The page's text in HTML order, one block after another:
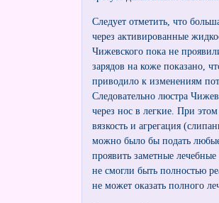
Следует отметить, что
через активированные
Чижевского пока не
зарядов на коже показано,
приводило к изменениям
Следовательно люстра
через нос в легкие. При
вязкость и агрегация
можно было бы подать
проявить заметные
не смогли быть полностью
не может оказать полного